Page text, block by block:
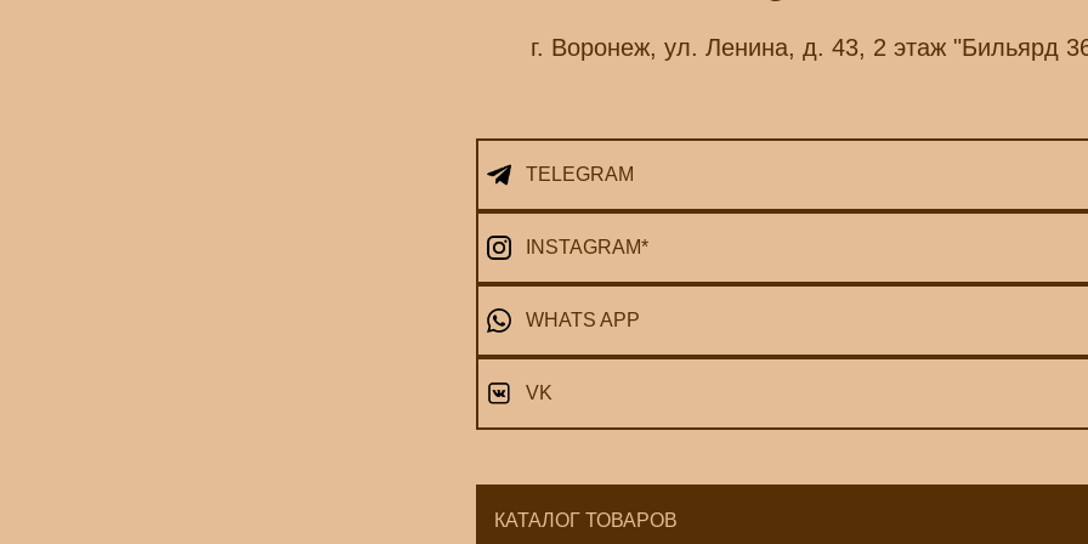
г. Воронеж, ул. Ленина, д. 43, 2 этаж "Бильярд
TELEGRAM
INSTAGRAM*
WHATS APP
VK
КАТАЛОГ ТОВАРОВ